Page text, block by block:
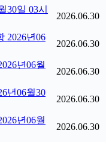
30일 03시
2026.06.30
2026년06
2026.06.30
년06월
2026.06.30
년06월30
2026.06.30
년06월
2026.06.30